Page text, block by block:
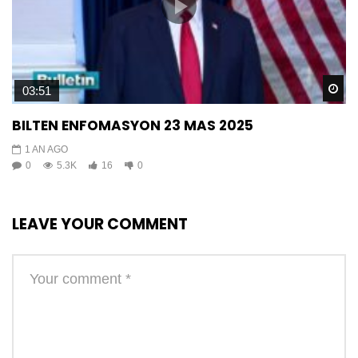
03:51
BILTEN ENFOMASYON 23 MAS 2025
1 AN AGO
0
5.3K 16 0
LEAVE YOUR COMMENT